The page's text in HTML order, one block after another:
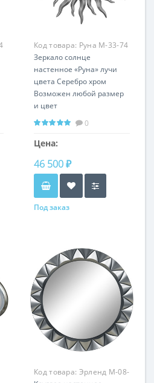
Код товара: Руна M-33-74
Зеркало солнце
настенное «Руна» лучи
цвета Серебро хром
Возможен любой размер
и цвет
0
Цена:
46 500 ₽
Под заказ
Код товара: Эрленд M-08-